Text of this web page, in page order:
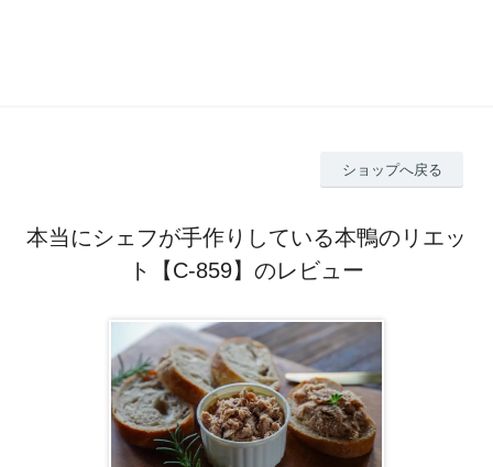
ショップへ戻る
本当にシェフが手作りしている本鴨のリエッ
ト【C-859】のレビュー